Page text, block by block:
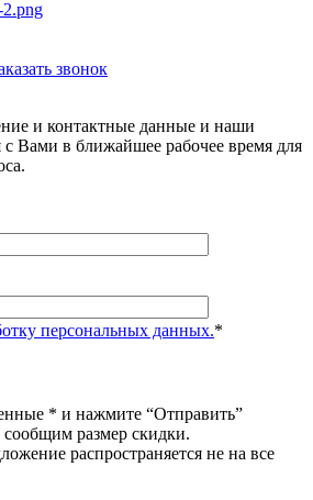
звонок
и контактные данные и наши
с Вами в ближайшее рабочее время для
персональных данных.*
* и нажмите “Отправить”
размер скидки.
распространяется не на все